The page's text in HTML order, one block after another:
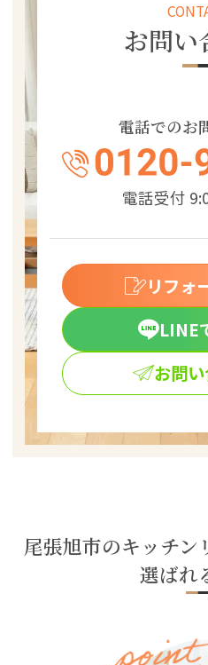
お問い
電話でのお
電話受付
リフォ
LINE
お問
尾張旭市のキッチン
選ばれ